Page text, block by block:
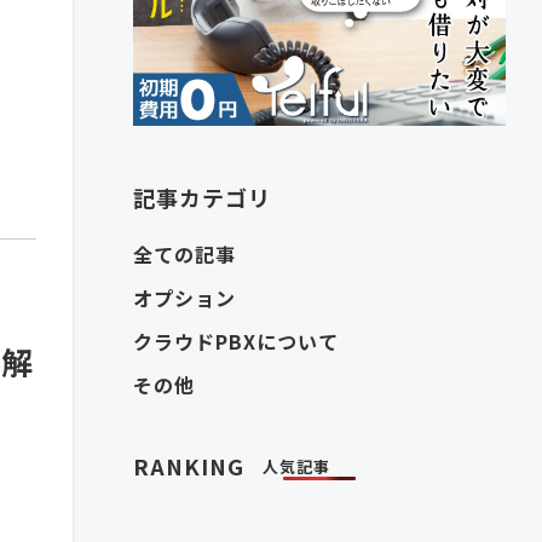
記事カテゴリ
全ての記事
オプション
クラウドPBXについて
その他
RANKING 人気記事